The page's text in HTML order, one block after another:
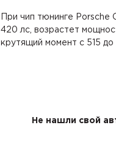
При чип тюнинге Porsche
420 лс, возрастет
крутящий момент с 515 до
Не нашли свой